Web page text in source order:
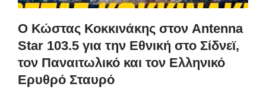
Ο Κώστας Κοκκινάκης στον Antenna
Star 103.5 για την Εθνική στο Σίδνεϊ,
τον Παναιτωλικό και τον Ελληνικό
Ερυθρό Σταυρό